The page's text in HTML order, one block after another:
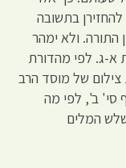
בתשובה
התורה. ולא ימהר
א-ג. לפי מהדורת
צילום של מוסד הרב
סי' ב', לפי מה
המלים